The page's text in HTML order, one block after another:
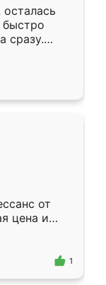
сразу.
к
Собрали
даже
от
цена и
1